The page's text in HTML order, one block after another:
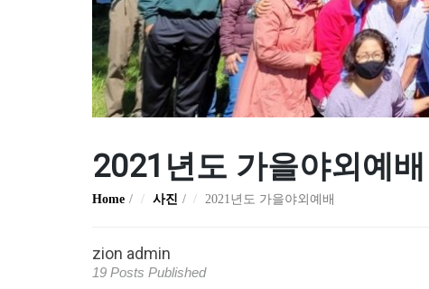
2021년도 가을야외예배
Home 사진 2021년도 가을야외예배
zion admin
19 Posts Published